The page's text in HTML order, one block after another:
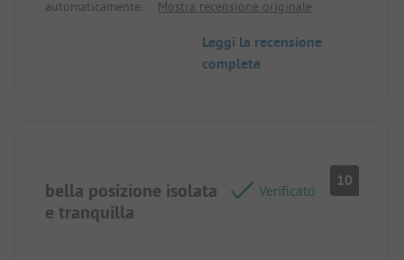
automaticamente.
Mostra recensione originale
Leggi la recensione
completa
bella posizione isolata
e tranquilla
Verificato
10